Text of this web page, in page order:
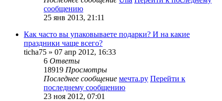
сообщению
25 янв 2013, 21:11
Как часто вы упаковываете подарки? И на какие
праздники чаще всего?
ticha75 » 07 апр 2012, 16:33
6 Ответы
18919 Просмотры
Последнее сообщение мечта.ру Перейти к
последнему сообщению
23 ноя 2012, 07:01